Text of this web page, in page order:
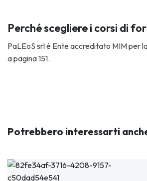
Perché scegliere i corsi di
PaLEoS srl è Ente accreditato MIM per
a pagina 151.
Potrebbero interessarti